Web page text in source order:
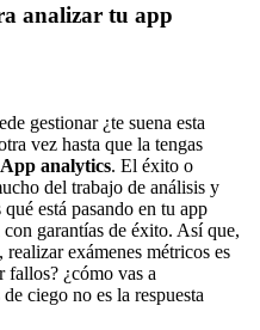
analizar tu app
gestionar ¿te suena esta
vez hasta que la tengas
App analytics. El éxito o
del trabajo de análisis y
está pasando en tu app
garantías de éxito. Así que,
exámenes métricos es
fallos? ¿cómo vas a
ciego no es la respuesta